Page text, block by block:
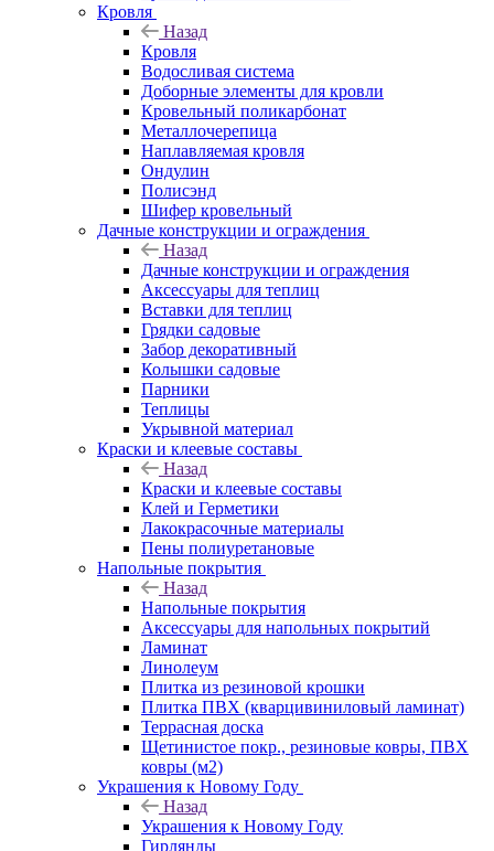
Кровля
Назад
Кровля
Водосливая система
Доборные элементы для кровли
Кровельный поликарбонат
Металлочерепица
Наплавляемая кровля
Ондулин
Полисэнд
Шифер кровельный
Дачные конструкции и ограждения
Назад
Дачные конструкции и ограждения
Аксессуары для теплиц
Вставки для теплиц
Грядки садовые
Забор декоративный
Колышки садовые
Парники
Теплицы
Укрывной материал
Краски и клеевые составы
Назад
Краски и клеевые составы
Клей и Герметики
Лакокрасочные материалы
Пены полиуретановые
Напольные покрытия
Назад
Напольные покрытия
Аксессуары для напольных покрытий
Ламинат
Линолеум
Плитка из резиновой крошки
Плитка ПВХ (кварцивиниловый ламинат)
Террасная доска
Щетинистое покр., резиновые ковры, ПВХ
ковры (м2)
Украшения к Новому Году
Назад
Украшения к Новому Году
Гирлянды